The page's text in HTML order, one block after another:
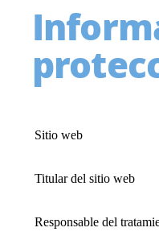
Sitio web
Titular del sitio web
Responsable del